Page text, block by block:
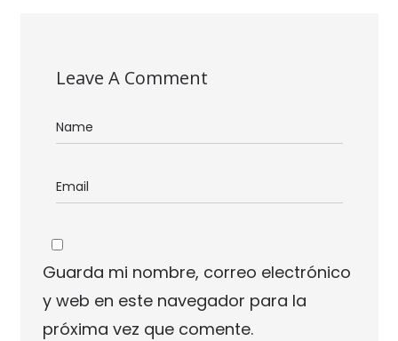
Leave A Comment
Guarda mi nombre, correo electrónico
y web en este navegador para la
próxima vez que comente.